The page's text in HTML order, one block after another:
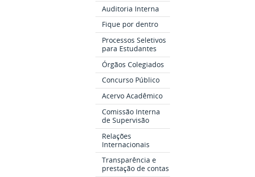
Auditoria Interna
Fique por dentro
Processos Seletivos
para Estudantes
Órgãos Colegiados
Concurso Público
Acervo Acadêmico
Comissão Interna
de Supervisão
Relações
Internacionais
Transparência e
prestação de contas